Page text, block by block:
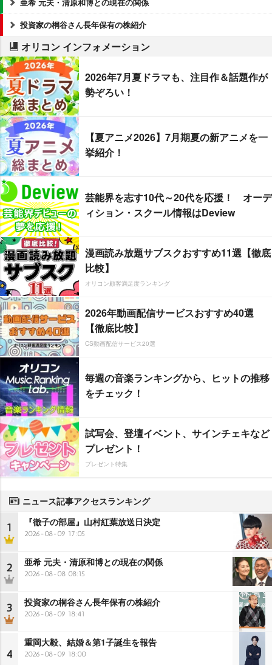
投資家の桐谷さん長年保有の株紹介
オリコン インフォメーション
2026年7月夏ドラマも、注目作＆話題作が
勢ぞろい！
【夏アニメ2026】7月期夏の新アニメを一
挙紹介！
芸能界を志す10代～20代を応援！ オーデ
ィション・スクール情報はDeview
漫画読み放題サブスクおすすめ11選【徹底
比較】
オリコン顧客満足度ランキング
2026年動画配信サービスおすすめ40選
【徹底比較】
CS動画配信サービス20選
毎週の音楽ランキングから、ヒットの推移
をチェック！
試写会、登壇イベント、サインチェキなど
プレゼント！
プレゼント特集
ニュース記事アクセスランキング
1 『徹子の部屋』山村紅葉放送日決定
2026-08-09 17:05
2 亜希 元夫・清原和博との現在の関係
2026-08-08 08:15
3 投資家の桐谷さん長年保有の株紹介
2026-08-09 18:41
4
重岡大毅、結婚＆第1子誕生を報告
2026-08-09 18:00